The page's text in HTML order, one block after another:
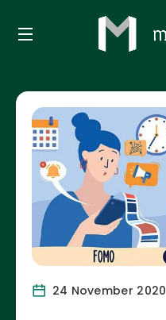
24 November 2020